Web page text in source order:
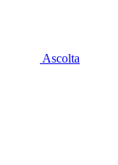
Ascolta